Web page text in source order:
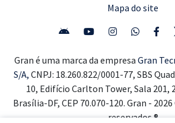
Mapa do site
Gran é uma marca da empresa Gran
S/A, CNPJ: 18.260.822/0001-77, SBS
10, Edifício Carlton Tower, Sala 201,
Brasília-DF, CEP 70.070-120. Gran -
reservados ®